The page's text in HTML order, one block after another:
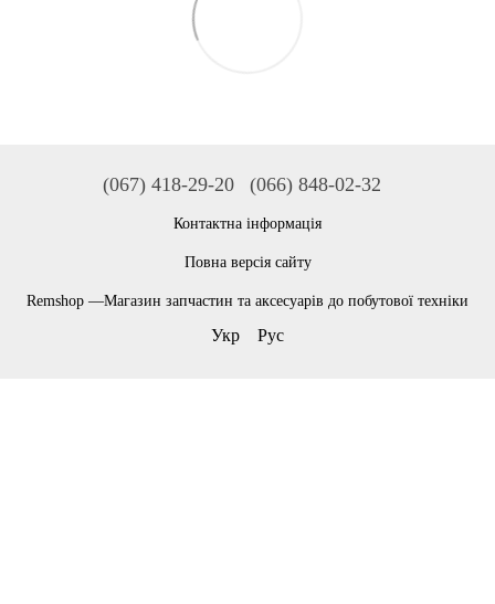
(067) 418-29-20 (066) 848-02-32
Контактна інформація
Повна версія сайту
Remshop —Магазин запчастин та аксесуарів до побутової техніки
Укр Рус